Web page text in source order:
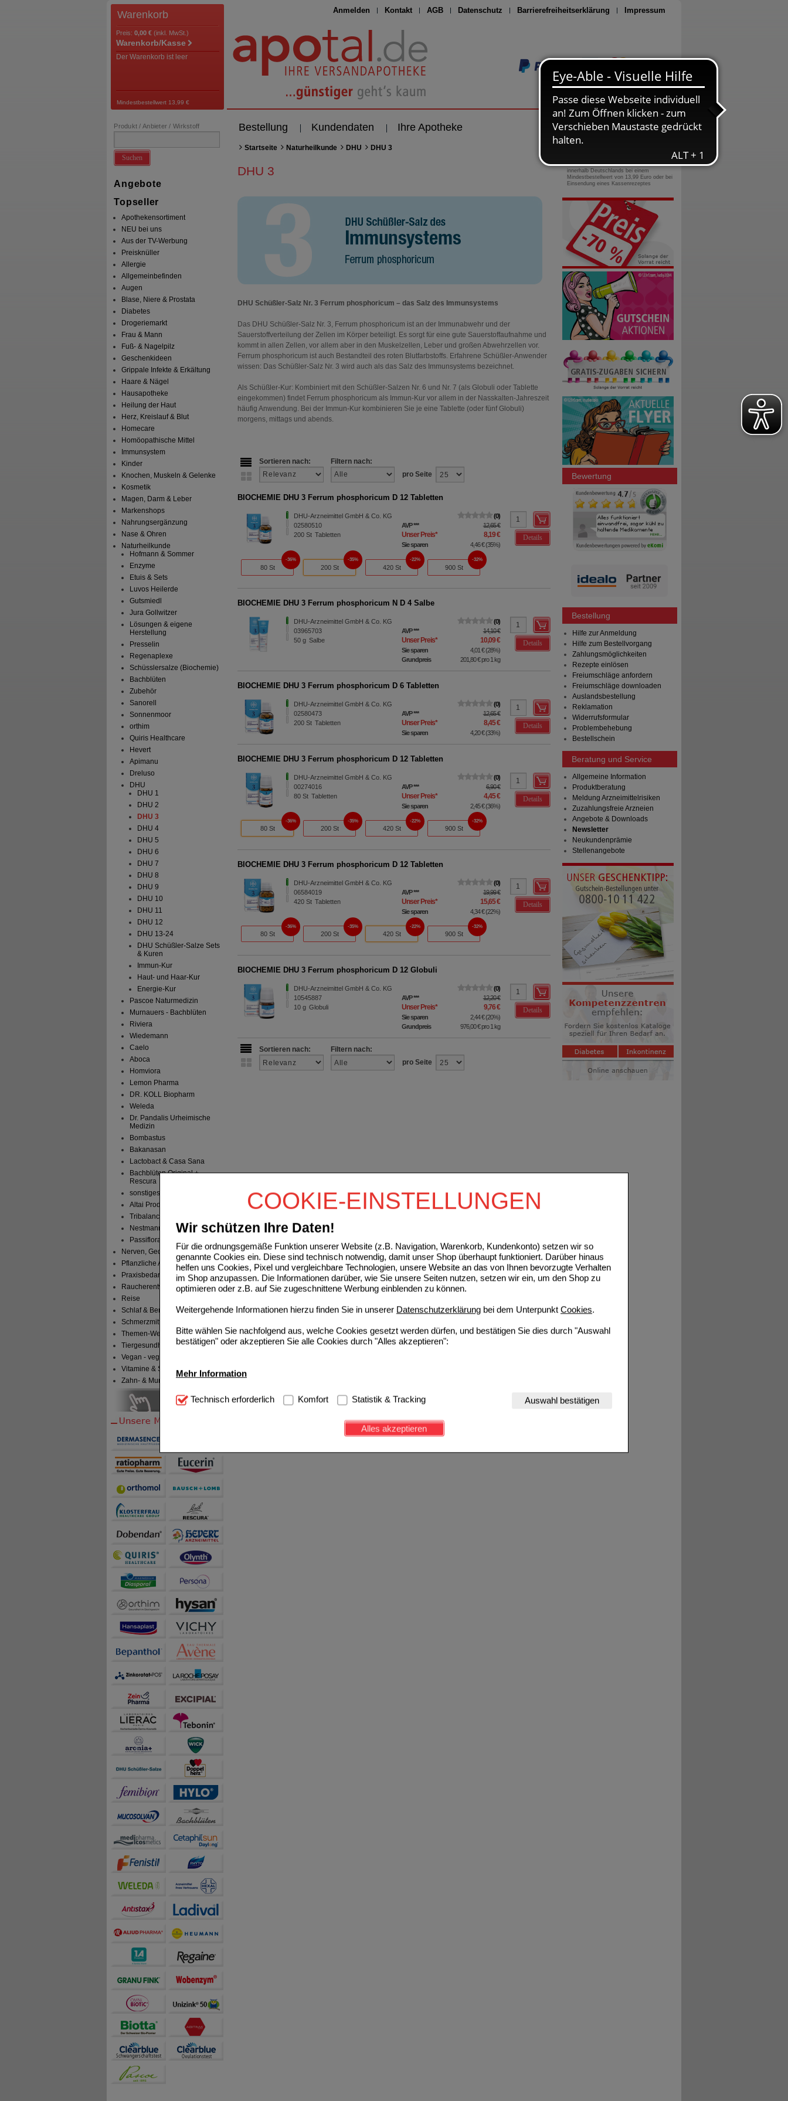
COOKIE-EINSTELLUNGEN
Wir schützen Ihre Daten!
Für die ordnungsgemäße Funktion unserer Website (z.B. Navigation, Warenkorb, Kundenkonto) setzen wir so
genannte Cookies ein. Diese sind technisch notwendig, damit unser Shop überhaupt funktioniert. Darüber hinaus
helfen uns Cookies, Pixel und vergleichbare Technologien, unsere Website an das von Ihnen bevorzugte Verhalten
im Shop anzupassen. Die Informationen darüber, wie Sie unsere Seiten nutzen, setzen wir ein, um den Shop zu
optimieren oder z.B. auf Sie zugeschnittene Werbung einblenden zu können.
Weitergehende Informationen hierzu finden Sie in unserer Datenschutzerklärung bei dem Unterpunkt Cookies.
Bitte wählen Sie nachfolgend aus, welche Cookies gesetzt werden dürfen, und bestätigen Sie dies durch "Auswahl
bestätigen" oder akzeptieren Sie alle Cookies durch "Alles akzeptieren":
Mehr Information
Technisch Notwendig: Hierbei handelt es sich um Cookies, die für die Grundfunktionen unserer Website
notwendig sind (z.B. Navigation, Warenkorb, Kundenkonto), weshalb auf diese nicht verzichtet werden kann.
Diese Cookies werden genutzt um das Einkaufserlebnis noch ansprechender zu gestalten,
beispielsweise für die Wiedererkennung des Besuchers oder unsere Seite an bevorzugte Verhaltensweisen (z.B.
Inhalte anzuzeigen und unser Partnerprogramm zu betreiben.
sammeln, mit deren Hilfe wir unsere Website weiter für Sie optimieren können, den Inhalt auf unserer Website aber
auch die Werbung auf Drittseiten möglichst relevant für Sie zu gestalten. Bitte beachten Sie, dass Daten hierfür
teilweise an Dritte wie z.B. Google oder soziale Medien übertragen werden.
Technisch erforderlich Komfort Statistik & Tracking Auswahl bestätigen
Alles akzeptieren
Anmelden Kontakt AGB Datenschutz Barrierefreiheitserklärung Impressum
Seite drucken
Warenkorb
Preis: 0,00 € (inkl. MwSt.)
Warenkorb/Kasse
Der Warenkorb ist leer
Mindestbestellwert 13,99 €
Bestellung Kundendaten Ihre Apotheke
Produkt / Anbieter / Wirkstoff
Suchen
Angebote
Topseller
Apothekensortiment
NEU bei uns
Aus der TV-Werbung
Preisknüller
Allergie
Allgemeinbefinden
Augen
Blase, Niere & Prostata
Diabetes
Drogeriemarkt
Frau & Mann
Fuß- & Nagelpilz
Geschenkideen
Grippale Infekte & Erkältung
Haare & Nägel
Hausapotheke
Heilung der Haut
Herz, Kreislauf & Blut
Homecare
Homöopathische Mittel
Immunsystem
Kinder
Knochen, Muskeln & Gelenke
Kosmetik
Magen, Darm & Leber
Markenshops
Nahrungsergänzung
Nase & Ohren
Naturheilkunde
Hofmann & Sommer
Enzyme
Etuis & Sets
Luvos Heilerde
Gutsmiedl
Jura Gollwitzer
Lösungen & eigene
Herstellung
Presselin
Regenaplexe
Schüsslersalze (Biochemie)
Bachblüten
Zubehör
Sanorell
Sonnenmoor
orthim
Quiris Healthcare
Hevert
Apimanu
Dreluso
DHU
DHU 1
DHU 2
DHU 3
DHU 4
DHU 5
DHU 6
DHU 7
DHU 8
DHU 9
DHU 10
DHU 11
DHU 12
DHU 13-24
DHU Schüßler-Salze Sets
& Kuren
Immun-Kur
Haut- und Haar-Kur
Energie-Kur
Pascoe Naturmedizin
Murnauers - Bachblüten
Riviera
Wiedemann
Caelo
Aboca
Homviora
Lemon Pharma
DR. KOLL Biopharm
Weleda
Dr. Pandalis Urheimische
Medizin
Bombastus
Bakanasan
Lactobact & Casa Sana
Bachblüten Original +
Rescura
sonstiges
Altai Produkte
Tribalance
Nestmann Pharma
Passiflora Curarina
Nerven, Gedächtnis & Gemüt
Pflanzliche Arzneimittel
Praxisbedarf
Raucherentwöhnung
Reise
Schlaf & Beruhigung
Schmerzmittel
Themen-Welten
Tiergesundheit & Tierbedarf
Vegan - vegetarisch
Vitamine & Sport
Zahn- & Mundpflege
Startseite Naturheilkunde DHU DHU 3
DHU 3
DHU Schüßler-Salz Nr. 3 Ferrum phosphoricum – das Salz des Immunsystems
Das DHU Schüßler-Salz Nr. 3, Ferrum phosphoricum ist an der Immunabwehr und der
Sauerstoffverteilung der Zellen im Körper beteiligt. Es sorgt für eine gute Sauerstoffaufnahme und
kommt in allen Zellen, vor allem aber in den Muskelzellen, Leber und großen Abwehrzellen vor.
Ferrum phosphoricum ist auch Bestandteil des roten Blutfarbstoffs. Erfahrene Schüßler-Anwender
wissen: Das Schüßler-Salz Nr. 3 wird auch als das Salz des Immunsystems bezeichnet.
Als Schüßler-Kur: Kombiniert mit den Schüßler-Salzen Nr. 6 und Nr. 7 (als Globuli oder Tablette
eingekommen) findet Ferrum phosphoricum als Immun-Kur vor allem in der Nasskalten-Jahreszeit
häufig Anwendung. Bei der Immun-Kur kombinieren Sie je eine Tablette (oder fünf Globuli)
morgens, mittags und abends.
Sortieren nach:
Filtern nach:
pro Seite
BIOCHEMIE DHU 3 Ferrum phosphoricum D 12 Tabletten
DHU-Arzneimittel GmbH & Co. KG
02580510
200St Tabletten
0
AVP*** 12,65 €
Unser Preis* 8,19 €
Sie sparen 4,46 €(35%)
Details
80 St
36%
200 St
35%
420 St
22%
900 St
32%
BIOCHEMIE DHU 3 Ferrum phosphoricum N D 4 Salbe
DHU-Arzneimittel GmbH & Co. KG
03965703
50g Salbe
0
AVP*** 14,10 €
Unser Preis* 10,09 €
Sie sparen 4,01 €(28%)
Grundpreis
201,80 €pro 1 kg
Details
BIOCHEMIE DHU 3 Ferrum phosphoricum D 6 Tabletten
DHU-Arzneimittel GmbH & Co. KG
02580473
200St Tabletten
0
AVP*** 12,65 €
Unser Preis* 8,45 €
Sie sparen 4,20 €(33%)
Details
BIOCHEMIE DHU 3 Ferrum phosphoricum D 12 Tabletten
DHU-Arzneimittel GmbH & Co. KG
00274016
80St Tabletten
0
AVP*** 6,90 €
Unser Preis* 4,45 €
Sie sparen 2,45 €(36%)
Details
80 St
36%
200 St
35%
420 St
22%
900 St
32%
BIOCHEMIE DHU 3 Ferrum phosphoricum D 12 Tabletten
DHU-Arzneimittel GmbH & Co. KG
06584019
420St Tabletten
0
AVP*** 19,99 €
Unser Preis* 15,65 €
Sie sparen 4,34 €(22%)
Details
80 St
36%
200 St
35%
420 St
22%
900 St
32%
BIOCHEMIE DHU 3 Ferrum phosphoricum D 12 Globuli
DHU-Arzneimittel GmbH & Co. KG
10545887
10g Globuli
0
AVP*** 12,20 €
Unser Preis* 9,76 €
Sie sparen 2,44 €(20%)
Grundpreis
976,00 €pro 1 kg
Details
Sortieren nach:
Filtern nach:
pro Seite
0800-10 11 422
gebührenfreie Rufnummer
innerhalb Deutschlands bei einem
Mindestbestellwert von 13,99 Euro oder bei
Einsendung eines Kassenrezeptes
Bewertung
Bestellung
Hilfe zur Anmeldung
Hilfe zum Bestellvorgang
Zahlungsmöglichkeiten
Rezepte einlösen
Freiumschläge anfordern
Freiumschläge downloaden
Auslandsbestellung
Reklamation
Widerrufsformular
Problembehebung
Bestellschein
Beratung und Service
Allgemeine Information
Produktberatung
Meldung Arzneimittelrisiken
Zuzahlungsfreie Arzneien
Angebote & Downloads
Newsletter
Neukundenprämie
Stellenangebote